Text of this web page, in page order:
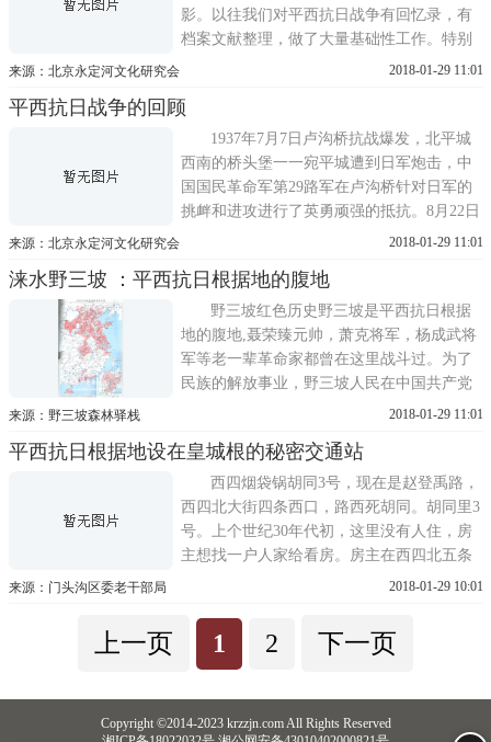
影。以往我们对平西抗日战争有回忆录，有
档案文献整理，做了大量基础性工作。特别
是1997年，在斋堂川马兰村成立了北京市首
令部旧址陈列馆。2007年，在该陈列馆开馆
10周年的时候，马栏村在得到中共北京市委
党史研究室的支持和帮助下，又对陈...
来源：北京永定河文化研究会 2018-01-29 11:01
平西抗日战争的回顾
1937年7月7日卢沟桥抗战爆发，北平城
西南的桥头堡一一宛平城遭到日军炮击，中
国国民革命军第29路军在卢沟桥针对日军的
挑衅和进攻进行了英勇顽强的抵抗。8月22日
至25日，中共中央在陕北洛川召开政治局扩
后。会议还决定在敌后放手发动群众，开展
独立自主的游击战争;开辟敌后战场，建立敌
后抗日根据地。会议特别指出，...
来源：北京永定河文化研究会 2018-01-29 11:01
涞水野三坡 ：平西抗日根据地的腹地
野三坡红色历史野三坡是平西抗日根据
地的腹地,聂荣臻元帅，萧克将军，杨成武将
军等老一辈革命家都曾在这里战斗过。为了
民族的解放事业，野三坡人民在中国共产党
的领导下，和八路军一道，不怕牺牲，浴血
解放事业做出了巨大贡献。1937年，时任八
路军一一五师副师长的聂荣臻根据中央指
示，创建了第一个敌后抗日根据地...
来源：野三坡森林驿栈 2018-01-29 11:01
平西抗日根据地设在皇城根的秘密交通站
西四烟袋锅胡同3号，现在是赵登禹路，
西四北大街四条西口，路西死胡同。胡同里3
号。上个世纪30年代初，这里没有人住，房
主想找一户人家给看房。房主在西四北五条
西口老妈店旁边，见到一个缝穷的针线摊。
听，妇女的家是西山田庄乡淤泥坑(现在是门
头沟区田庄淤白村)人，这一年年景不好，家
来源：门头沟区委老干部局 2018-01-29 10:01
上一页 1 2 下一页
Copyright ©2014-2023 krzzjn.com All Rights Reserved